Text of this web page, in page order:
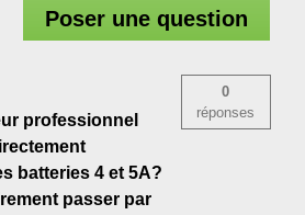
Poser une question
professionnel
batteries 4 et 5A?
passer par
0
réponses